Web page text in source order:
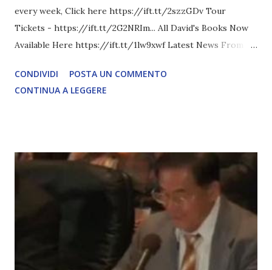
every week, Click here https://ift.tt/2szzGDv Tour
Tickets - https://ift.tt/2G2NRIm... All David's Books Now
Available Here https://ift.tt/1lw9xwf Latest News From
COMPLETO - fonte
CONDIVIDI
POSTA UN COMMENTO
CONTINUA A LEGGERE